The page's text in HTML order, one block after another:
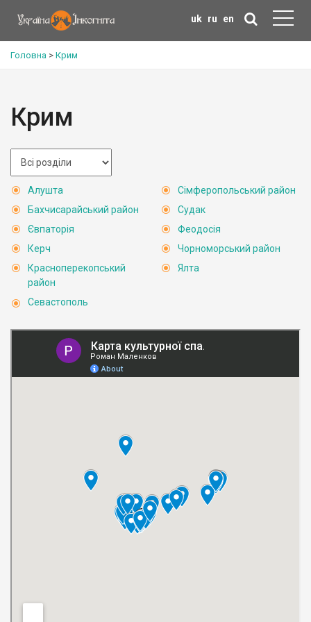
uk ru en
Головна > Крим
Крим
Алушта
Бахчисарайський район
Євпаторія
Керч
Красноперекопський
район
Севастополь
Сімферопольський район
Судак
Феодосія
Чорноморський район
Ялта